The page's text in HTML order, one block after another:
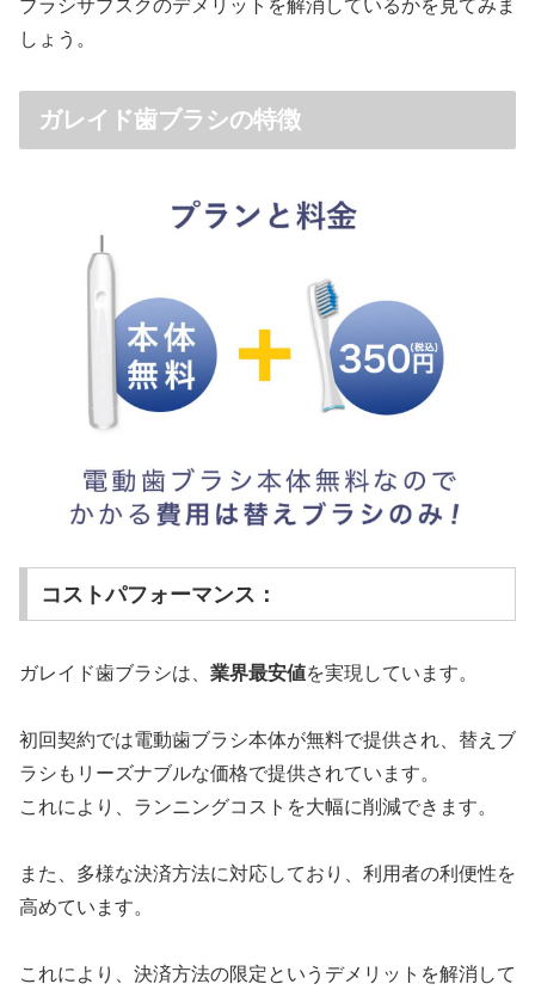
ブラシサブスクのデメリットを解消しているかを見てみま
しょう。
ガレイド歯ブラシの特徴
コストパフォーマンス：
ガレイド歯ブラシは、 業界最安値を実現しています。
初回契約では電動歯ブラシ本体が無料で提供され、替えブ
ラシもリーズナブルな価格で提供されています。
これにより、ランニングコストを大幅に削減できます。
また、多様な決済方法に対応しており、利用者の利便性を
高めています。
これにより、決済方法の限定というデメリットを解消して